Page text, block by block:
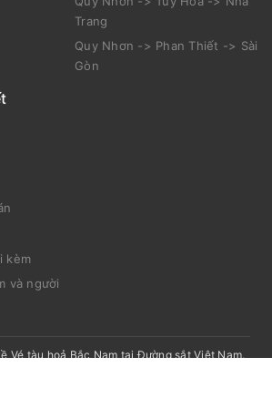
Trang
Quy Nhơn -> Phan Thiết -> Sài
Gòn
kèm
và người
Vé tàu hoả Bắc Nam tại Đường sắt Việt Nam.